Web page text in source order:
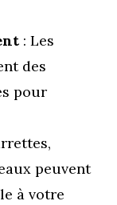
: Les
des
pour
peuvent
à votre